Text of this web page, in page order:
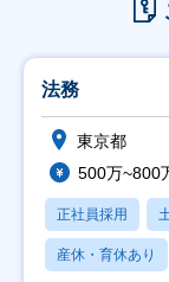
法務
東京都
500万~800
正社員採用
産休・育休あり